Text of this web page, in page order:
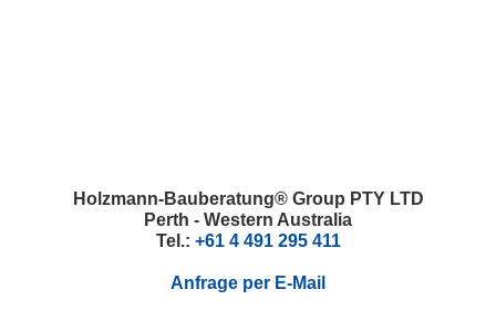
Holzmann-Bauberatung® Group PTY LTD
Perth - Western Australia
Tel.: +61 4 491 295 411
Anfrage per E-Mail